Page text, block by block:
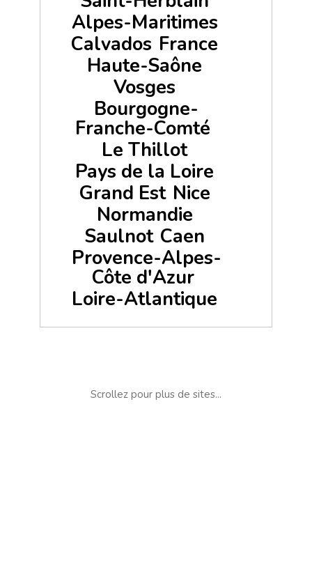
Alpes-Maritimes
Calvados France
Haute-Saône
Vosges
Bourgogne-
Franche-Comté
Le Thillot
Pays de la Loire
Grand Est Nice
Normandie
Saulnot Caen
Provence-Alpes-
Côte d'Azur
Loire-Atlantique
Scrollez pour plus de sites...